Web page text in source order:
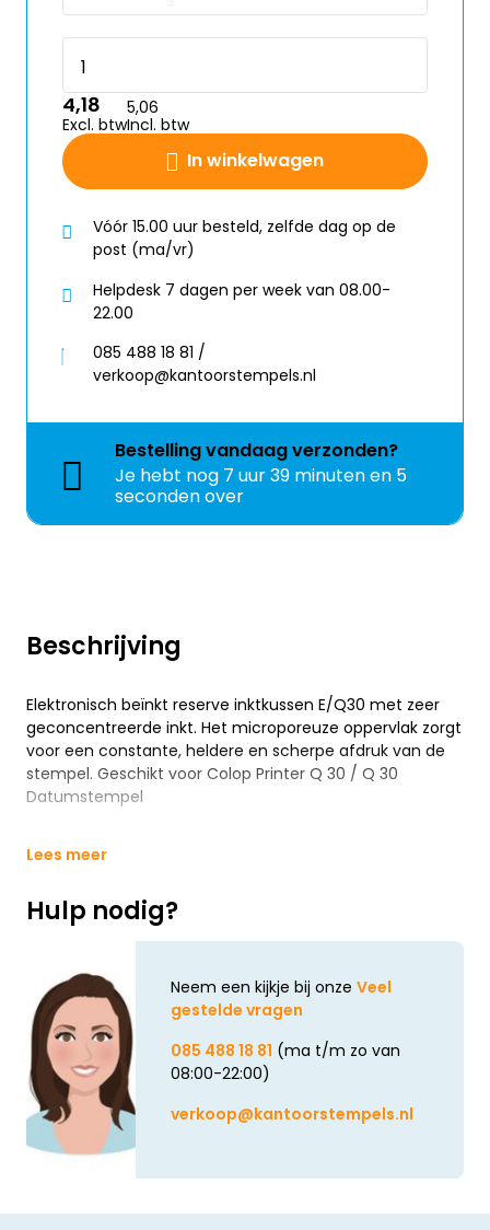
Beschrijving
Elektronisch beïnkt reserve inktkussen E/Q30 met zeer
geconcentreerde inkt. Het microporeuze oppervlak zorgt
voor een constante, heldere en scherpe afdruk van de
stempel. Geschikt voor Colop Printer Q 30 / Q 30
Datumstempel
Lees meer
Hulp nodig?
Neem een kijkje bij onze Veel
gestelde vragen
085 488 18 81 (ma t/m zo van
08:00-22:00)
verkoop@kantoorstempels.nl
In winkelwagen
4,18
Excl. btw
5,06
Incl. btw
Vóór 15.00 uur besteld, zelfde dag op de
post (ma/vr)
Helpdesk 7 dagen per week van 08.00-
22.00
085 488 18 81 /
verkoop@kantoorstempels.nl
Bestellingvandaagverzonden?
Je hebt nog 7 uur 39 minuten en 5
seconden over